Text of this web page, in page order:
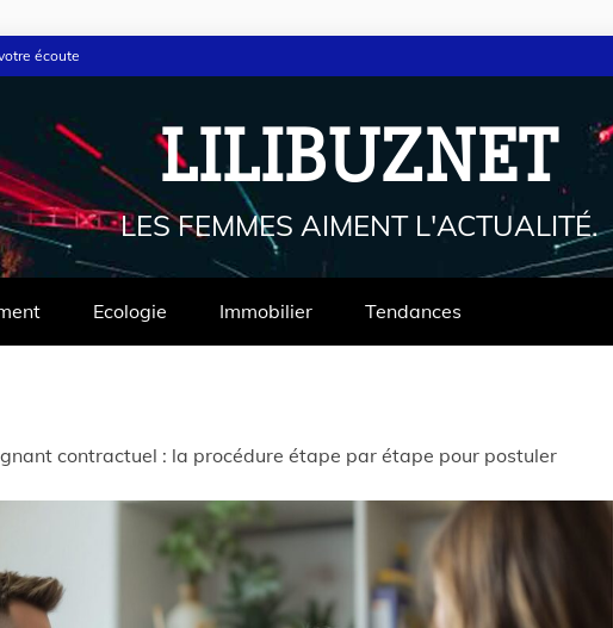
écoute
LILIBUZNET
LES FEMMES AIMENT L'ACTUALITÉ.
Ecologie Immobilier Tendances
contractuel : la procédure étape par étape pour postuler